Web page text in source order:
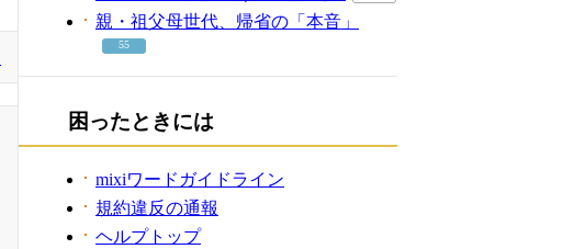
親・祖父母世代、帰省の「本音」
55
困ったときには
mixiワードガイドライン
規約違反の通報
ヘルプトップ